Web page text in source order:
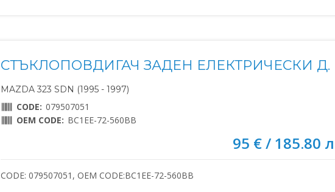
СТЪКЛОПОВДИГАЧ ЗАДЕН ЕЛЕКТРИЧЕСКИ Д.
MAZDA 323 SDN (1995 - 1997)
CODE: 079507051
OEM CODE: BC1EE-72-560BB
95 € / 185.80
CODE: 079507051, OEM CODE:BC1EE-72-560BB